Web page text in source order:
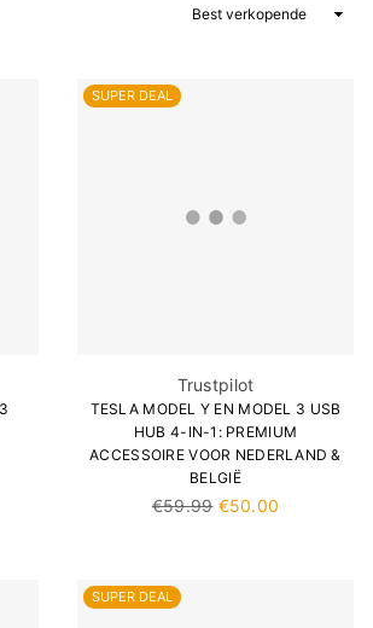
Sorteer
SUPER DEAL
Trustpilot
TESLA MODEL Y EN MODEL 3 USB
HUB 4-IN-1: PREMIUM
ACCESSOIRE VOOR NEDERLAND &
BELGIË
Normale
€59.99 €50.00
SUPER DEAL